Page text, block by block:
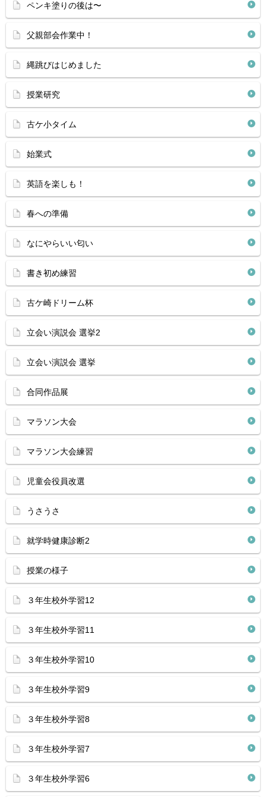
ペンキ塗りの後は〜
父親部会作業中！
縄跳びはじめました
授業研究
古ケ小タイム
始業式
英語を楽しも！
春への準備
なにやらいい匂い
書き初め練習
古ケ崎ドリーム杯
立会い演説会 選挙2
立会い演説会 選挙
合同作品展
マラソン大会
マラソン大会練習
児童会役員改選
うさうさ
就学時健康診断2
授業の様子
３年生校外学習12
３年生校外学習11
３年生校外学習10
３年生校外学習9
３年生校外学習8
３年生校外学習7
３年生校外学習6